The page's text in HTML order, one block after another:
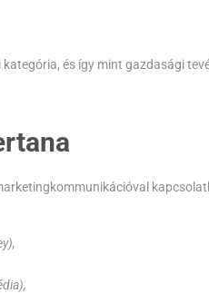
és így mint gazdasági